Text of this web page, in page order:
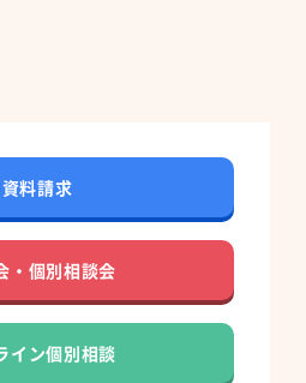
資料請求
・個別相談会
イン個別相談